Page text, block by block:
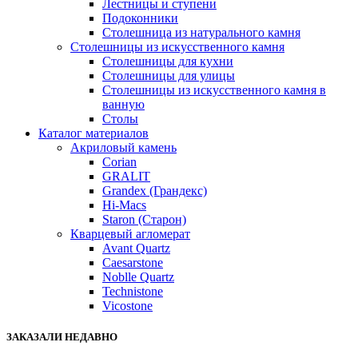
Лестницы и ступени
Подоконники
Столешница из натурального камня
Столешницы из искусственного камня
Столешницы для кухни
Столешницы для улицы
Столешницы из искусственного камня в
ванную
Столы
Каталог материалов
Акриловый камень
Corian
GRALIT
Grandex (Грандекс)
Hi-Macs
Staron (Старон)
Кварцевый агломерат
Avant Quartz
Caesarstone
Noblle Quartz
Technistone
Vicostone
ЗАКАЗАЛИ НЕДАВНО